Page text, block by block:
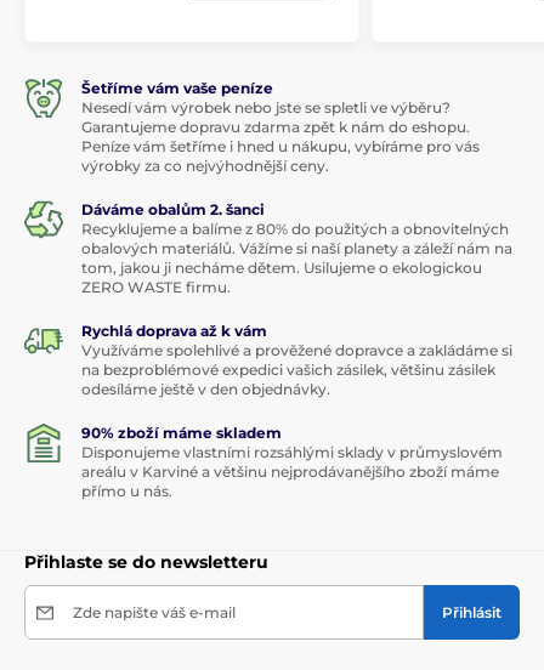
Šetříme vám vaše peníze
Nesedí vám výrobek nebo jste se spletli ve výběru?
Garantujeme dopravu zdarma zpět k nám do eshopu.
Peníze vám šetříme i hned u nákupu, vybíráme pro vás
výrobky za co nejvýhodnější ceny.
Dáváme obalům 2. šanci
Recyklujeme a balíme z 80% do použitých a obnovitelných
obalových materiálů. Vážíme si naší planety a záleží nám na
tom, jakou ji necháme dětem. Usilujeme o ekologickou
ZERO WASTE firmu.
Rychlá doprava až k vám
Využíváme spolehlivé a prověžené dopravce a zakládáme si
na bezproblémové expedici vašich zásilek, většinu zásilek
odesíláme ještě v den objednávky.
90% zboží máme skladem
Disponujeme vlastními rozsáhlými sklady v průmyslovém
areálu v Karviné a většinu nejprodávanějšího zboží máme
přímo u nás.
Přihlaste se do newsletteru
Zde napište váš e-mail Přihlásit